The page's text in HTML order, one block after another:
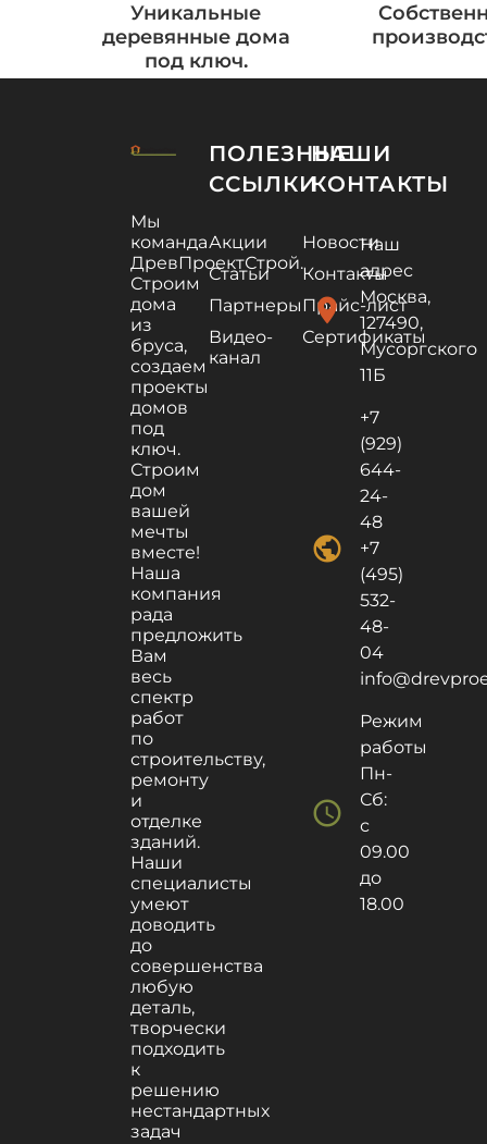
Уникальные
деревянные дома
под ключ.
Мы
команда
ДревПроектСтрой.
Строим
дома
из
бруса,
создаем
проекты
домов
под
ключ.
Строим
дом
вашей
мечты
вместе!
Наша
компания
рада
предложить
Вам
весь
спектр
работ
по
строительству,
ремонту
и
отделке
зданий.
Наши
специалисты
умеют
доводить
до
совершенства
любую
деталь,
творчески
подходить
к
решению
нестандартных
задач
ПОЛЕЗНЫЕ
ССЫЛКИ
Акции
Новости
Статьи
Контакты
Партнеры Прайс-лист
Видео-
канал
Сертификаты
НАШИ
КОНТАКТЫ
location_on
Наш
адрес
Москва,
127490,
Мусоргского
11Б
public
+7
(929)
644-
24-
48
+7
(495)
532-
48-
04
schedule
Режим
работы
Пн-
Сб:
с
09.00
до
18.00